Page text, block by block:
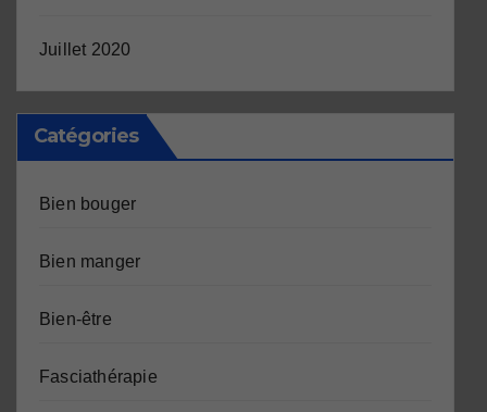
Juillet 2020
Catégories
Bien bouger
Bien manger
Bien-être
Fasciathérapie